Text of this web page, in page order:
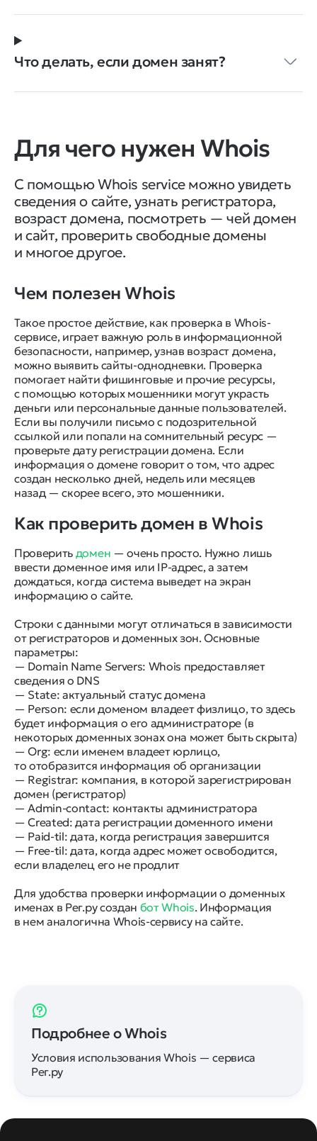
Что делать, если домен занят?
Для чего нужен Whois
С помощью Whois service можно увидеть
сведения о сайте, узнать регистратора,
возраст домена, посмотреть — чей домен
и сайт, проверить свободные домены
и многое другое.
Чем полезен Whois
Такое простое действие, как проверка в Whois-
сервисе, играет важную роль в информационной
безопасности, например, узнав возраст домена,
можно выявить сайты-однодневки. Проверка
помогает найти фишинговые и прочие ресурсы,
с помощью которых мошенники могут украсть
деньги или персональные данные пользователей.
Если вы получили письмо с подозрительной
ссылкой или попали на сомнительный ресурс —
проверьте дату регистрации домена. Если
информация о домене говорит о том, что адрес
создан несколько дней, недель или месяцев
назад — скорее всего, это мошенники.
Как проверить домен в Whois
Проверить домен — очень просто. Нужно лишь
ввести доменное имя или IP-адрес, а затем
дождаться, когда система выведет на экран
информацию о сайте.
Строки с данными могут отличаться в зависимости
от регистраторов и доменных зон. Основные
параметры:
— Domain Name Servers: Whois предоставляет
сведения о DNS
— State: актуальный статус домена
— Person: если доменом владеет физлицо, то здесь
будет информация о его администраторе (в
некоторых доменных зонах она может быть скрыта)
— Org: если именем владеет юрлицо,
то отобразится информация об организации
— Registrar: компания, в которой зарегистрирован
домен (регистратор)
— Admin-contact: контакты администратора
— Created: дата регистрации доменного имени
— Paid-til: дата, когда регистрация завершится
— Free-til: дата, когда адрес может освободится,
если владелец его не продлит
Для удобства проверки информации о доменных
именах в Рег.ру создан бот Whois. Информация
в нем аналогична Whois-сервису на сайте.
Подробнее о Whois
Условия использования Whois — сервиса
Рег.ру